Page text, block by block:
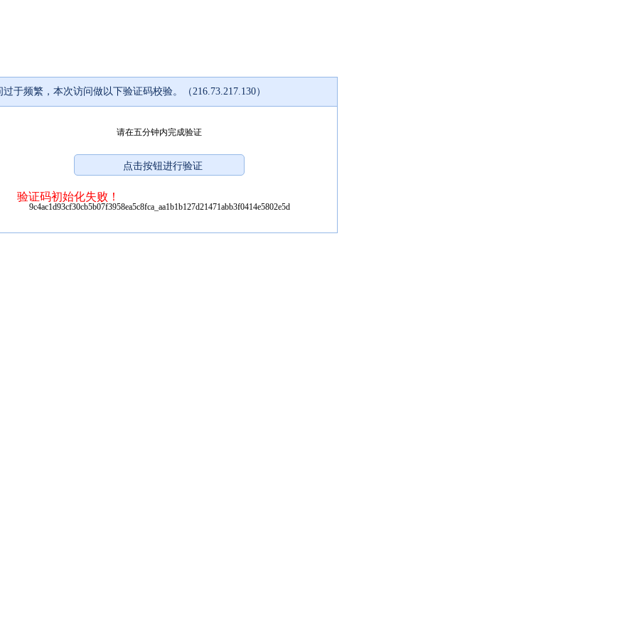
过于频繁，本次访问做以下验证码校验。（216.73.217.130）
请在五分钟内完成验证
验证码初始化失败！
9c4ac1d93cf30cb5b07f3958ea5c8fca_aa1b1b127d21471abb3f0414e5802e5d